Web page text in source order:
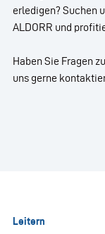
erledigen? Suchen
ALDORR und
Haben Sie Fragen
uns gerne
Leitern